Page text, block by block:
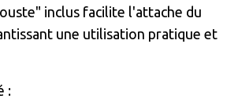
inclus facilite l'attache du
une utilisation pratique et
: